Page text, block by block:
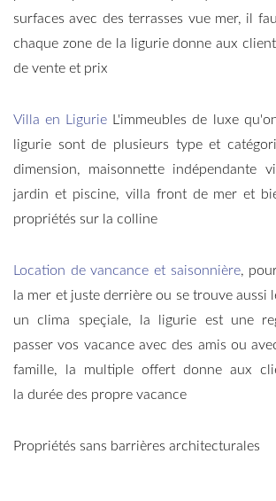
surfaces avec des terrasses vue mer, il
chaque zone de la ligurie donne aux
de vente et prix
Villa en Ligurie L'immeubles de luxe
ligurie sont de plusieurs type et
dimension, maisonnette indépendante
jardin et piscine, villa front de mer et
propriétés sur la colline
Location de vancance et saisonnière,
la mer et juste derrière ou se trouve aussi
un clima speçiale, la ligurie est une
passer vos vacance avec des amis ou
famille, la multiple offert donne aux
la durée des propre vacance
Propriétés sans barrières architecturales